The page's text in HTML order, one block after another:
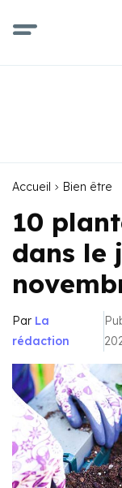
Accueil Bien être
10
dans le
Par La
rédaction